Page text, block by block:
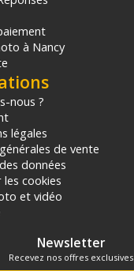
à Nancy
nous ?
légales
de vente
données
cookies
et vidéo
Newsletter
Recevez nos offres exclusives